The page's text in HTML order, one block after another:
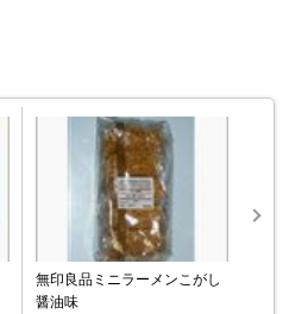
無印良品ミニラーメンこがし
醤油味